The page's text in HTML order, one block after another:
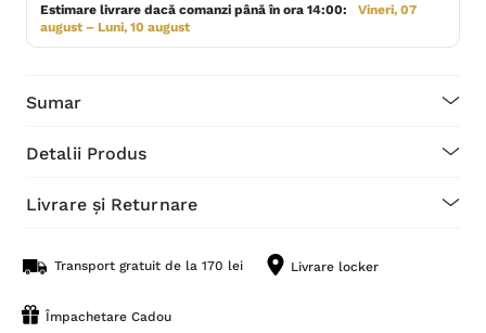
Estimare livrare dacă comanzi până în ora 14:00:
Vineri, 07
august – Luni, 10 august
Sumar
Detalii Produs
Livrare și Returnare
Transport gratuit de la 170 lei Livrare locker
Împachetare Cadou